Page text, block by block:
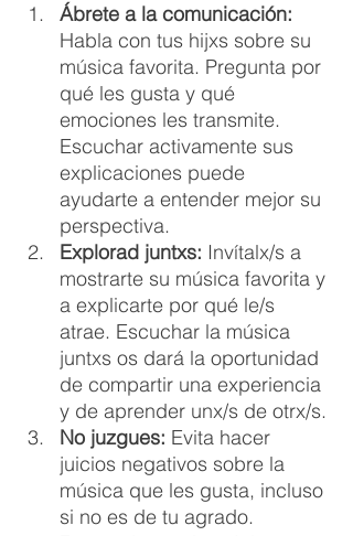
Ábrete a la comunicación:
Habla con tus hijxs sobre su
música favorita. Pregunta por
qué les gusta y qué
emociones les transmite.
Escuchar activamente sus
explicaciones puede
ayudarte a entender mejor su
perspectiva.
Explorad juntxs: Invítalx/s a
mostrarte su música favorita y
a explicarte por qué le/s
atrae. Escuchar la música
juntxs os dará la oportunidad
de compartir una experiencia
y de aprender unx/s de otrx/s.
No juzgues: Evita hacer
juicios negativos sobre la
música que les gusta, incluso
si no es de tu agrado.